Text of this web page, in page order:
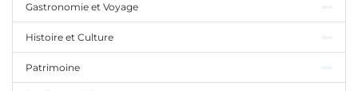
Gastronomie et Voyage
Histoire et Culture
Patrimoine